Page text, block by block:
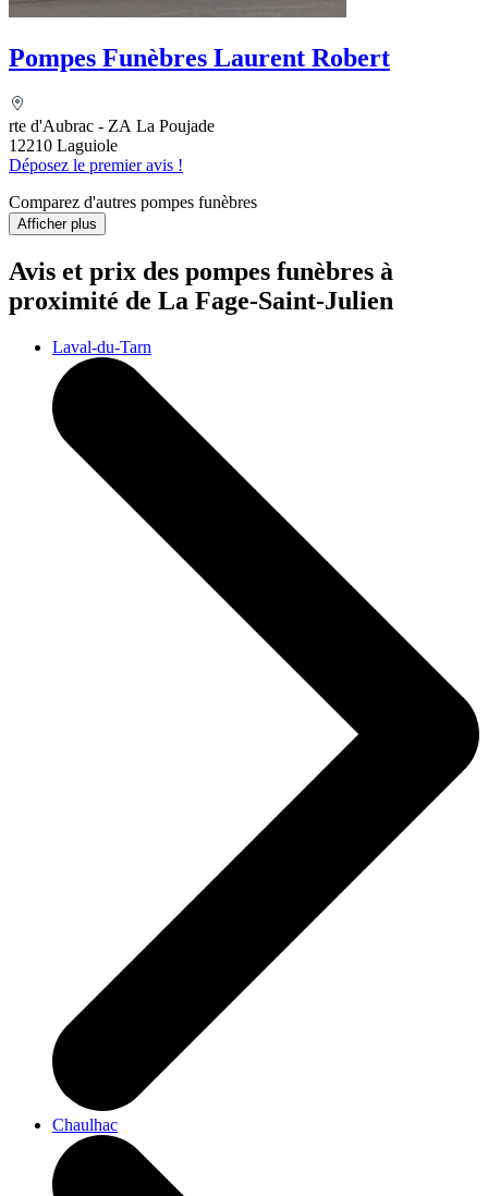
Pompes Funèbres Laurent Robert
rte d'Aubrac - ZA La Poujade
12210 Laguiole
Déposez le premier avis !
Comparez d'autres pompes funèbres
Afficher plus
Avis et prix des pompes funèbres à
proximité de La Fage-Saint-Julien
Laval-du-Tarn
Chaulhac